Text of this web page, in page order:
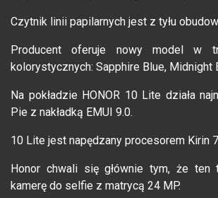
Czytnik linii papilarnych jest z tyłu
Producent oferuje nowy model w
kolorystycznych: Sapphire Blue, Midnight
Na pokładzie HONOR 10 Lite działa
Pie z nakładką EMUI 9.0.
10 Lite jest napędzany procesorem Kirin
Honor chwali się głównie tym, że ten
kamerę do selfie z matrycą 24 MP.